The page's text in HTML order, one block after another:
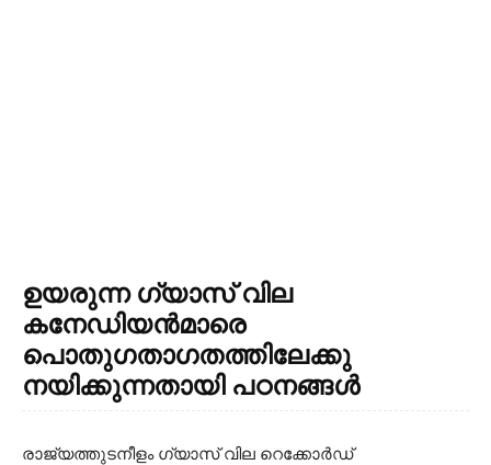
ഉയരുന്ന ഗ്യാസ് വില
കനേഡിയൻമാരെ
പൊതുഗതാഗതത്തിലേക്കു
നയിക്കുന്നതായി പഠനങ്ങൾ
രാജ്യത്തുടനീളം ഗ്യാസ് വില റെക്കോർഡ്